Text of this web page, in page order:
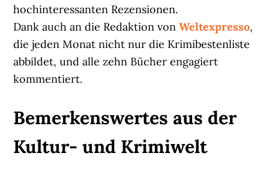
hochinteressanten Rezensionen.
Dank auch an die Redaktion vonWeltexpresso,
die jeden Monat nicht nur die Krimibestenliste
abbildet, und alle zehn Bücher engagiert
kommentiert.
Bemerkenswertes aus der
Kultur- und Krimiwelt